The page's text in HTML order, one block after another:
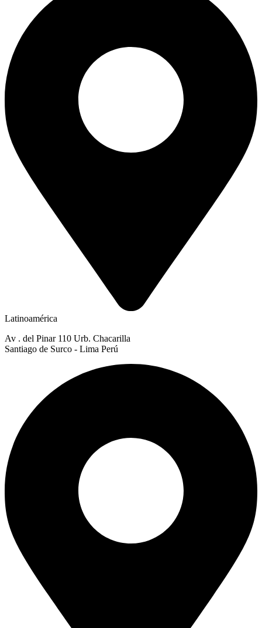
Latinoamérica
Av . del Pinar 110 Urb. Chacarilla
Santiago de Surco - Lima Perú